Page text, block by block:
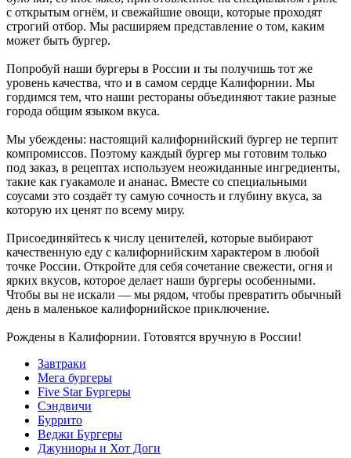
с открытым огнём, и свежайшие овощи, которые проходят
строгий отбор. Мы расширяем представление о том, каким
может быть бургер.
Попробуй наши бургеры в России и ты получишь тот же
уровень качества, что и в самом сердце Калифорнии. Мы
гордимся тем, что наши рестораны объединяют такие разные
города общим языком вкуса.
Мы убеждены: настоящий калифорнийский бургер не терпит
компромиссов. Поэтому каждый бургер мы готовим только
под заказ, в рецептах используем неожиданные ингредиенты,
такие как гуакамоле и ананас. Вместе со специальными
соусами это создаёт ту самую сочность и глубину вкуса, за
которую их ценят по всему миру.
Присоединяйтесь к числу ценителей, которые выбирают
качественную еду с калифорнийским характером в любой
точке России. Откройте для себя сочетание свежести, огня и
ярких вкусов, которое делает наши бургеры особенными.
Чтобы вы не искали — мы рядом, чтобы превратить обычный
день в маленькое калифорнийское приключение.
Рождены в Калифорнии. Готовятся вручную в России!
Завтраки
Мега бургеры
Five Star Бургеры
Сэндвичи
Буррито
Веджи Бургеры
Джуниоры и Хот Доги